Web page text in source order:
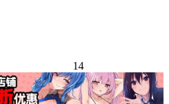
14